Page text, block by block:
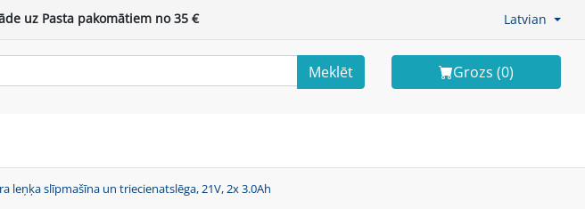
uz Pasta pakomātiem no 35 € Latvian
Meklēt Grozs (0)
leņķa slīpmašīna un triecienatslēga, 21V, 2x 3.0Ah